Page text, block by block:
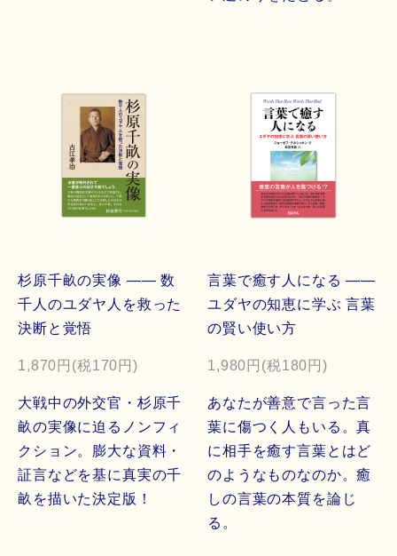
杉原千畝の実像 ―― 数
千人のユダヤ人を救った
決断と覚悟
1,870円(税170円)
大戦中の外交官・杉原千
畝の実像に迫るノンフィ
クション。膨大な資料・
証言などを基に真実の千
畝を描いた決定版！
言葉で癒す人になる ――
ユダヤの知恵に学ぶ 言葉
の賢い使い方
1,980円(税180円)
あなたが善意で言った言
葉に傷つく人もいる。真
に相手を癒す言葉とはど
のようなものなのか。癒
しの言葉の本質を論じ
る。